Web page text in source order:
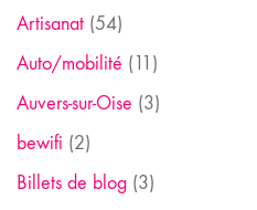
Artisanat (54)
Auto/mobilité (11)
Auvers-sur-Oise (3)
bewifi (2)
Billets de blog (3)